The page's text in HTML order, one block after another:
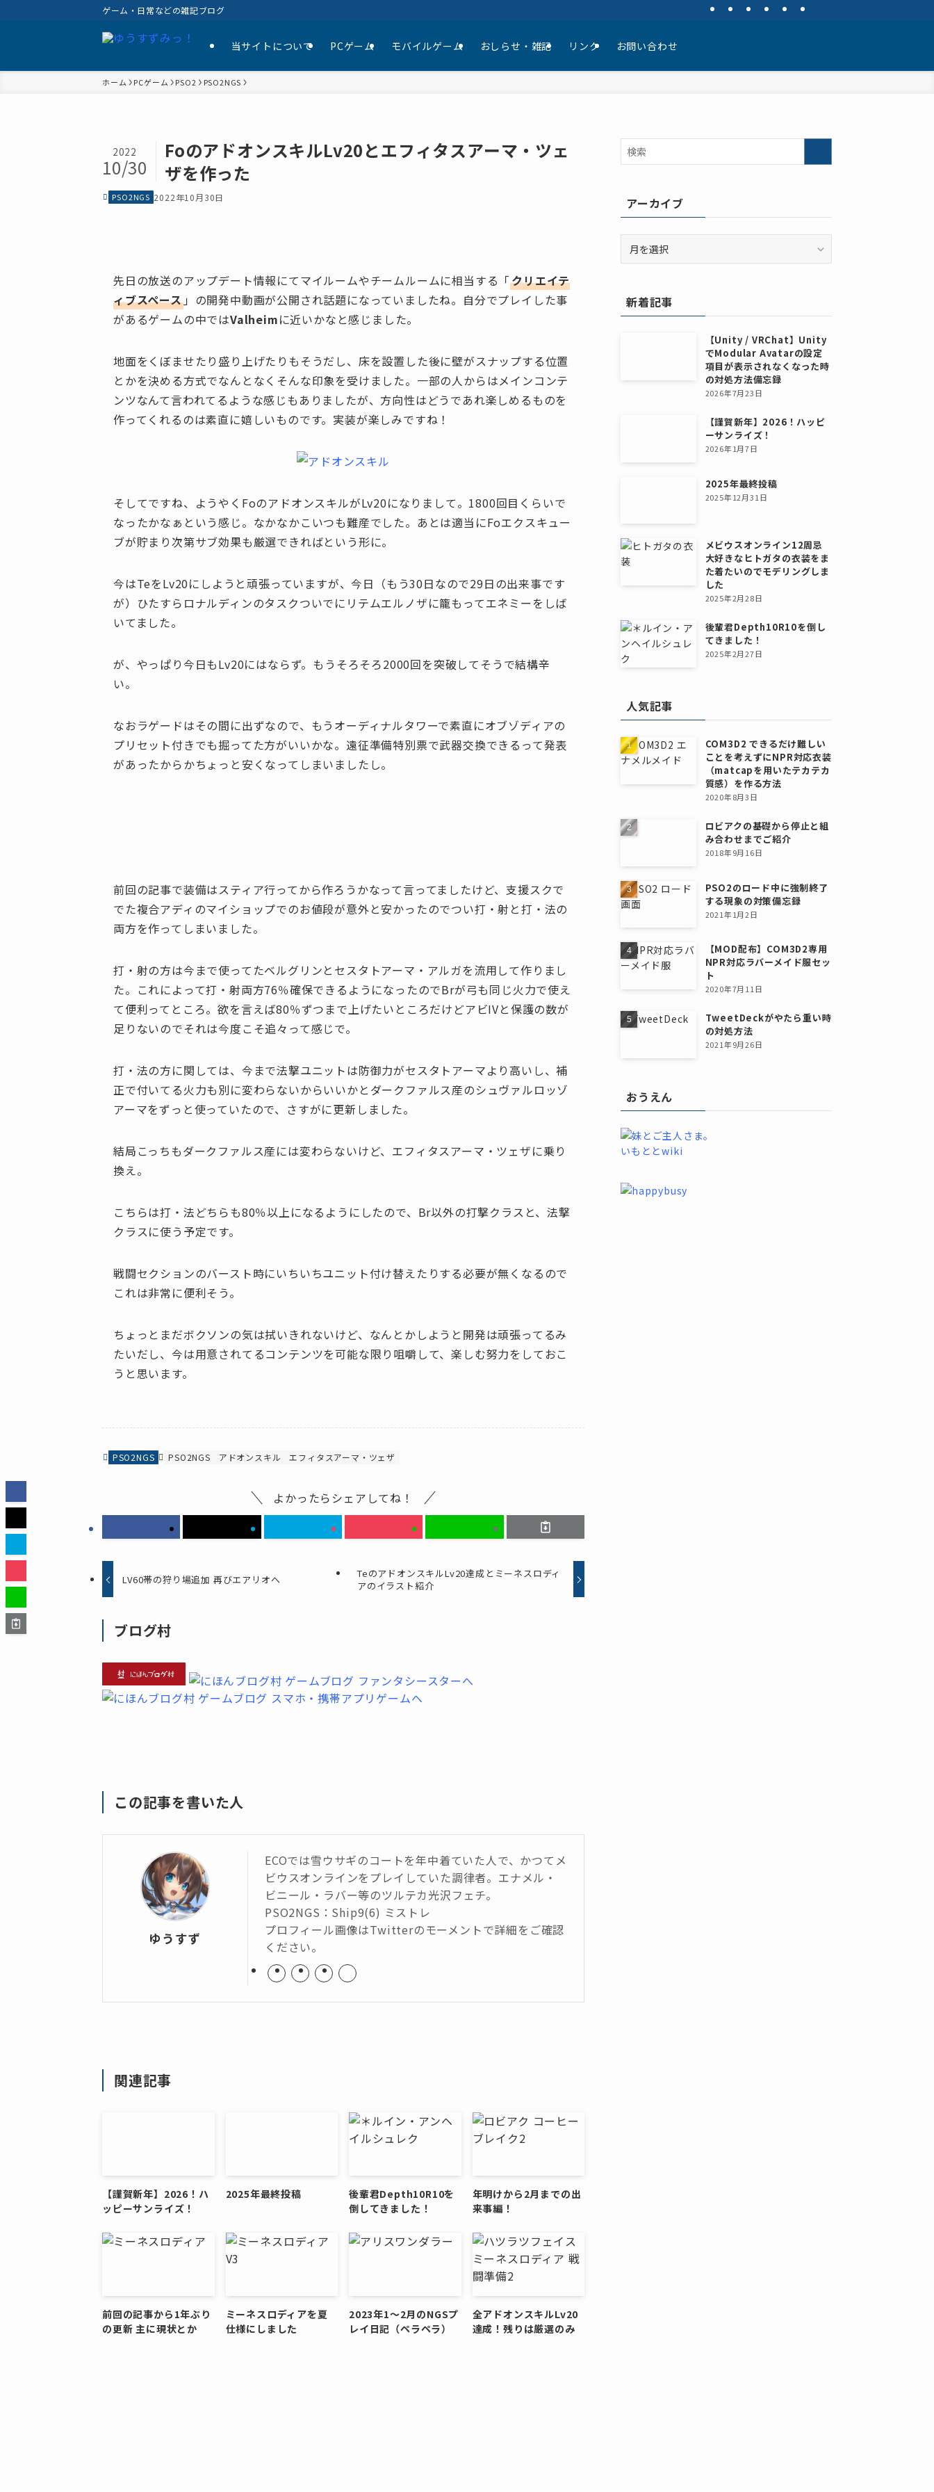
ゲーム・日常などの雑記ブログ
当サイトについて PCゲーム モバイルゲーム おしらせ・雑記 リンク お問い合わせ
ホーム PCゲーム PSO2 PSO2NGS
FoのアドオンスキルLv20とエフィタスアーマ・ツェ
ザを作った
2022
10/30
PSO2NGS 2022年10月30日
先日の放送のアップデート情報にてマイルームやチームルームに相当する「クリエイテ
ィブスペース」の開発中動画が公開され話題になっていましたね。自分でプレイした事
があるゲームの中ではValheimに近いかなと感じました。
地面をくぼませたり盛り上げたりもそうだし、床を設置した後に壁がスナップする位置
とかを決める方式でなんとなくそんな印象を受けました。一部の人からはメインコンテ
ンツなんて言われてるような感じもありましたが、方向性はどうであれ楽しめるものを
作ってくれるのは素直に嬉しいものです。実装が楽しみですね！
そしてですね、ようやくFoのアドオンスキルがLv20になりまして。1800回目くらいで
なったかなぁという感じ。なかなかこいつも難産でした。あとは適当にFoエクスキュー
ブが貯まり次第サブ効果も厳選できればという形に。
今はTeをLv20にしようと頑張っていますが、今日（もう30日なので29日の出来事です
が）ひたすらロナルディンのタスクついでにリテムエルノザに籠もってエネミーをしば
いてました。
が、やっぱり今日もLv20にはならず。もうそろそろ2000回を突破してそうで結構辛
い。
なおラゲードはその間に出ずなので、もうオーディナルタワーで素直にオブゾディアの
プリセット付きでも掘ってた方がいいかな。遠征準備特別票で武器交換できるって発表
があったからかちょっと安くなってしまいましたし。
前回の記事で装備はスティア行ってから作ろうかなって言ってましたけど、支援スクで
でた複合アディのマイショップでのお値段が意外と安かったのでつい打・射と打・法の
両方を作ってしまいました。
打・射の方は今まで使ってたベルグリンとセスタトアーマ・アルガを流用して作りまし
た。これによって打・射両方76％確保できるようになったのでBrが弓も同じ火力で使え
て便利ってところ。欲を言えば80％ずつまで上げたいところだけどアビIVと保護の数が
足りないのでそれは今度こそ追々って感じで。
打・法の方に関しては、今まで法撃ユニットは防御力がセスタトアーマより高いし、補
正で付いてる火力も別に変わらないからいいかとダークファルス産のシュヴァルロッゾ
アーマをずっと使っていたので、さすがに更新しました。
結局こっちもダークファルス産には変わらないけど、エフィタスアーマ・ツェザに乗り
換え。
こちらは打・法どちらも80％以上になるようにしたので、Br以外の打撃クラスと、法撃
クラスに使う予定です。
戦闘セクションのバースト時にいちいちユニット付け替えたりする必要が無くなるので
これは非常に便利そう。
ちょっとまだボクソンの気は拭いきれないけど、なんとかしようと開発は頑張ってるみ
たいだし、今は用意されてるコンテンツを可能な限り咀嚼して、楽しむ努力をしておこ
うと思います。
PSO2NGS PSO2NGS アドオンスキル エフィタスアーマ・ツェザ
よかったらシェアしてね！
LV60帯の狩り場追加 再びエアリオへ
TeのアドオンスキルLv20達成とミーネスロディ
アのイラスト紹介
ブログ村
この記事を書いた人
ゆうすず
ECOでは雪ウサギのコートを年中着ていた人で、かつてメ
ビウスオンラインをプレイしていた調律者。エナメル・
ビニール・ラバー等のツルテカ光沢フェチ。
PSO2NGS：Ship9(6) ミストレ
プロフィール画像はTwitterのモーメントで詳細をご確認
ください。
関連記事
【謹賀新年】2026！ハ
ッピーサンライズ！
2025年最終投稿
後輩君Depth10R10を
倒してきました！
年明けから2月までの出
来事編！
前回の記事から1年ぶり
の更新 主に現状とか
ミーネスロディアを夏
仕様にしました
2023年1～2月のNGSプ
レイ日記（ペラペラ）
全アドオンスキルLv20
達成！残りは厳選のみ
アーカイブ
ー
ブ
新着記事
【Unity / VRChat】Unity
でModular Avatarの設定
項目が表示されなくなった時
の対処方法備忘録
2026年7月23日
【謹賀新年】2026！ハッピ
ーサンライズ！
2026年1月7日
2025年最終投稿
2025年12月31日
メビウスオンライン12周忌
大好きなヒトガタの衣装をま
た着たいのでモデリングしま
した
2025年2月28日
後輩君Depth10R10を倒し
てきました！
2025年2月27日
人気記事
COM3D2 できるだけ難しい
ことを考えずにNPR対応衣装
（matcapを用いたテカテカ
質感）を作る方法
2020年8月3日
ロビアクの基礎から停止と組
み合わせまでご紹介
2018年9月16日
PSO2のロード中に強制終了
する現象の対策備忘録
2021年1月2日
【MOD配布】COM3D2専用
NPR対応ラバーメイド服セッ
ト
2020年7月11日
TweetDeckがやたら重い時
の対処方法
2021年9月26日
おうえん
いもととwiki